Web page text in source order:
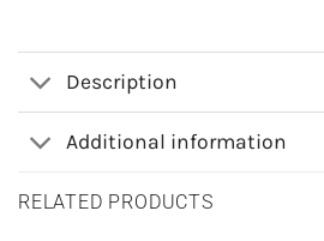
Description
Additional information
RELATED PRODUCTS